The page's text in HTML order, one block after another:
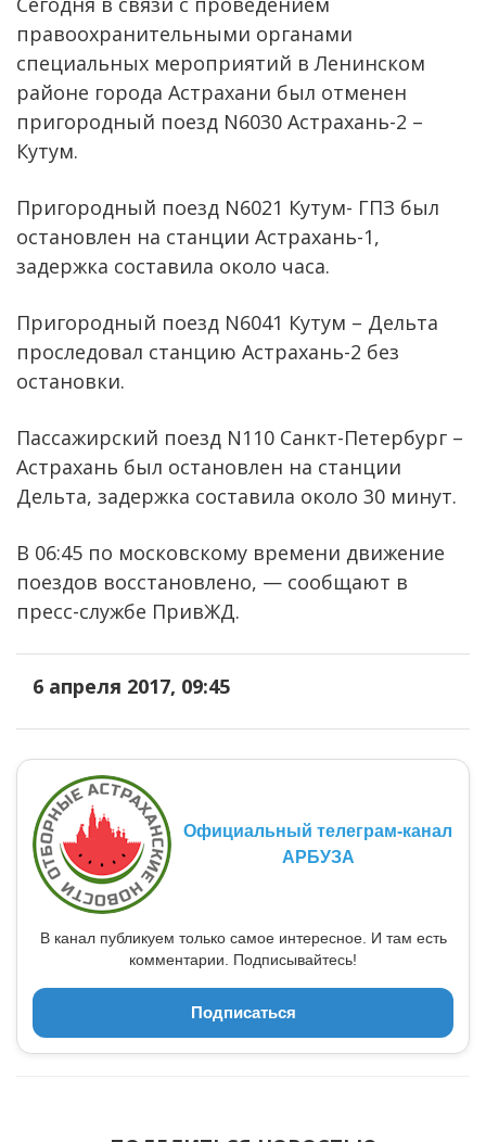
правоохранительными органами
специальных мероприятий в Ленинском
районе города Астрахани был отменен
пригородный поезд N6030 Астрахань-2 –
Кутум.
Пригородный поезд N6021 Кутум- ГПЗ был
остановлен на станции Астрахань-1,
задержка составила около часа.
Пригородный поезд N6041 Кутум – Дельта
проследовал станцию Астрахань-2 без
остановки.
Пассажирский поезд N110 Санкт-Петербург –
Астрахань был остановлен на станции
Дельта, задержка составила около 30 минут.
В 06:45 по московскому времени движение
поездов восстановлено, — сообщают в
пресс-службе ПривЖД.
6 апреля 2017, 09:45
Официальный телеграм-канал
АРБУЗА
В канал публикуем только самое интересное. И там есть
комментарии. Подписывайтесь!
Подписаться